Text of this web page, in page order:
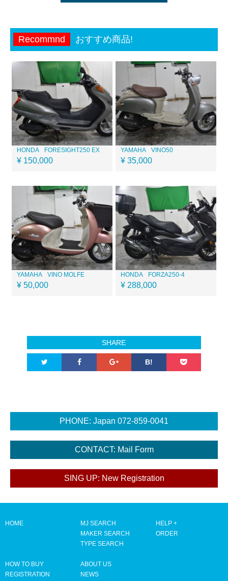
Recommnd おすすめ商品!
HONDA FORESIGHT250 EX
¥ 150,000
YAMAHA VINO50
¥ 35,000
YAMAHA VINO MOLFE
¥ 50,000
HONDA FORZA250-4
¥ 288,000
SHARE
B!
HOME
MJ SEARCH
MAKER SEARCH
TYPE SEARCH
HELP +
ORDER
HOW TO BUY
REGISTRATION
ABOUT US
NEWS